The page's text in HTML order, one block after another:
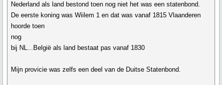
Nederland als land bestond toen nog niet het was een statenbond.
De eerste koning was Wiilem 1 en dat was vanaf 1815 Vlaanderen
hoorde toen
nog
bij NL...België als land bestaat pas vanaf 1830
Mijn provicie was zelfs een deel van de Duitse Statenbond.